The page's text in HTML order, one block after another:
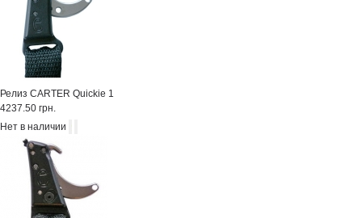
Релиз CARTER Quickie 1
4237.50 грн.
Нет в наличии